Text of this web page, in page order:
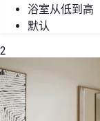
浴室从低到高
默认
2